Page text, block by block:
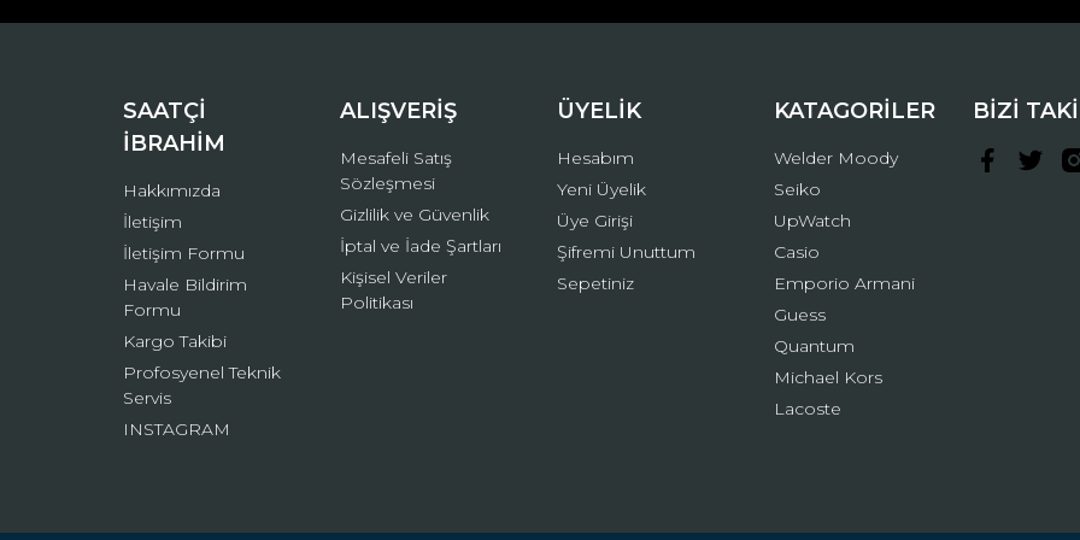
Bu ürüne benzer farklı alternatifler olmalı.
Gönder
SAATÇİ
İBRAHİM
Hakkımızda
İletişim
İletişim Formu
Havale Bildirim
Formu
Kargo Takibi
Profosyenel Teknik
Servis
INSTAGRAM
ALIŞVERİŞ
Mesafeli Satış
Sözleşmesi
Gizlilik ve Güvenlik
İptal ve İade Şartları
Kişisel Veriler
Politikası
ÜYELİK
Hesabım
Yeni Üyelik
Üye Girişi
Şifremi Unuttum
Sepetiniz
KATAGORİLER
Welder Moody
Seiko
UpWatch
Casio
Emporio Armani
Guess
Quantum
Michael Kors
Lacoste
BİZİ